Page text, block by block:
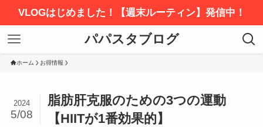
VLOGはじめました！【週末ルーティン】発信中！
パパスタブログ
ホーム お得情報
脂肪肝克服のための3つの運動
【HIITが1番効果的】
2024
5/08